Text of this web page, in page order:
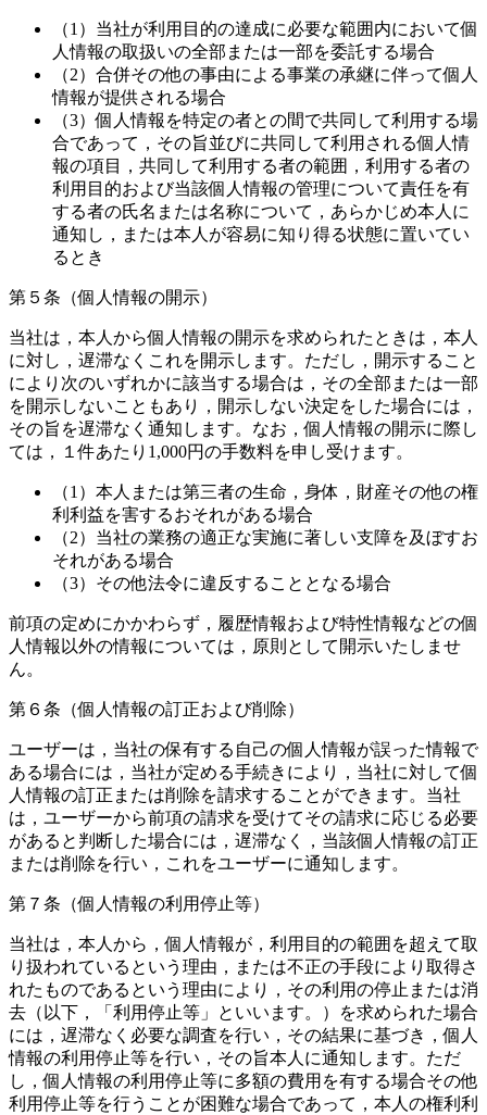
（1）当社が利用目的の達成に必要な範囲内において個
人情報の取扱いの全部または一部を委託する場合
（2）合併その他の事由による事業の承継に伴って個人
情報が提供される場合
（3）個人情報を特定の者との間で共同して利用する場
合であって，その旨並びに共同して利用される個人情
報の項目，共同して利用する者の範囲，利用する者の
利用目的および当該個人情報の管理について責任を有
する者の氏名または名称について，あらかじめ本人に
通知し，または本人が容易に知り得る状態に置いてい
るとき
第５条（個人情報の開示）
当社は，本人から個人情報の開示を求められたときは，本人
に対し，遅滞なくこれを開示します。ただし，開示すること
により次のいずれかに該当する場合は，その全部または一部
を開示しないこともあり，開示しない決定をした場合には，
その旨を遅滞なく通知します。なお，個人情報の開示に際し
ては，１件あたり1,000円の手数料を申し受けます。
（1）本人または第三者の生命，身体，財産その他の権
利利益を害するおそれがある場合
（2）当社の業務の適正な実施に著しい支障を及ぼすお
それがある場合
（3）その他法令に違反することとなる場合
前項の定めにかかわらず，履歴情報および特性情報などの個
人情報以外の情報については，原則として開示いたしませ
ん。
第６条（個人情報の訂正および削除）
ユーザーは，当社の保有する自己の個人情報が誤った情報で
ある場合には，当社が定める手続きにより，当社に対して個
人情報の訂正または削除を請求することができます。当社
は，ユーザーから前項の請求を受けてその請求に応じる必要
があると判断した場合には，遅滞なく，当該個人情報の訂正
または削除を行い，これをユーザーに通知します。
第７条（個人情報の利用停止等）
当社は，本人から，個人情報が，利用目的の範囲を超えて取
り扱われているという理由，または不正の手段により取得さ
れたものであるという理由により，その利用の停止または消
去（以下，「利用停止等」といいます。）を求められた場合
には，遅滞なく必要な調査を行い，その結果に基づき，個人
情報の利用停止等を行い，その旨本人に通知します。ただ
し，個人情報の利用停止等に多額の費用を有する場合その他
利用停止等を行うことが困難な場合であって，本人の権利利